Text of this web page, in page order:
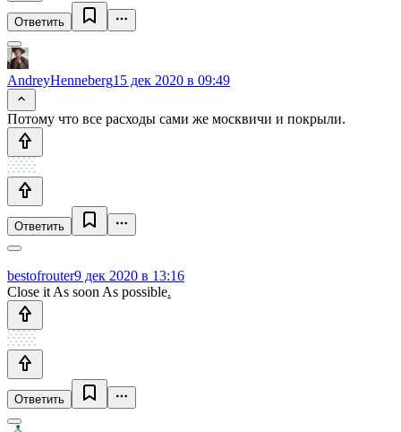
Ответить
AndreyHenneberg15 дек 2020 в 09:49
Потому что все расходы сами же москвичи и покрыли.
Ответить
bestofrouter9 дек 2020 в 13:16
Close it As soon As possible.
Ответить